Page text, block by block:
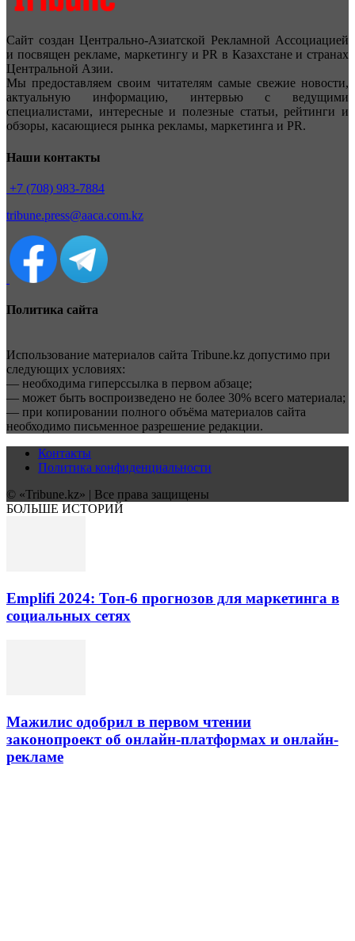
Сайт создан Центрально-Азиатской Рекламной Ассоциацией
и посвящен рекламе, маркетингу и PR в Казахстане и странах
Центральной Азии.
Мы предоставляем своим читателям самые свежие новости,
актуальную информацию, интервью с ведущими
специалистами, интересные и полезные статьи, рейтинги и
обзоры, касающиеся рынка рекламы, маркетинга и PR.
Наши контакты
+7 (708) 983-7884
tribune.press@aaca.com.kz
Политика сайта
Использование материалов сайта Tribune.kz допустимо при
следующих условиях:
— необходима гиперссылка в первом абзаце;
— может быть воспроизведено не более 30% всего материала;
— при копировании полного объёма материалов сайта
необходимо письменное разрешение редакции.
Контакты
Политика конфиденциальности
© «Tribune.kz» | Все права защищены
БОЛЬШЕ ИСТОРИЙ
Emplifi 2024: Топ-6 прогнозов для маркетинга в
социальных сетях
Мажилис одобрил в первом чтении
законопроект об онлайн-платформах и онлайн-
рекламе